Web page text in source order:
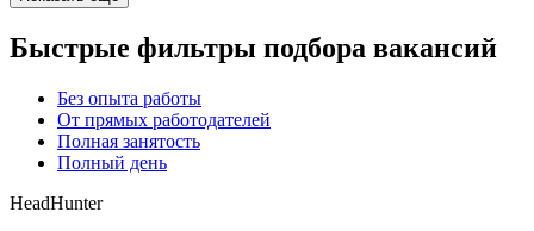
Быстрые фильтры подбора вакансий
Без опыта работы
От прямых работодателей
Полная занятость
Полный день
HeadHunter